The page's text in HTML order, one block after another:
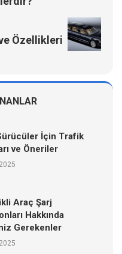
Özellikleri
İçin Trafik
ve Öneriler
Araç Şarj
Hakkında
Gerekenler